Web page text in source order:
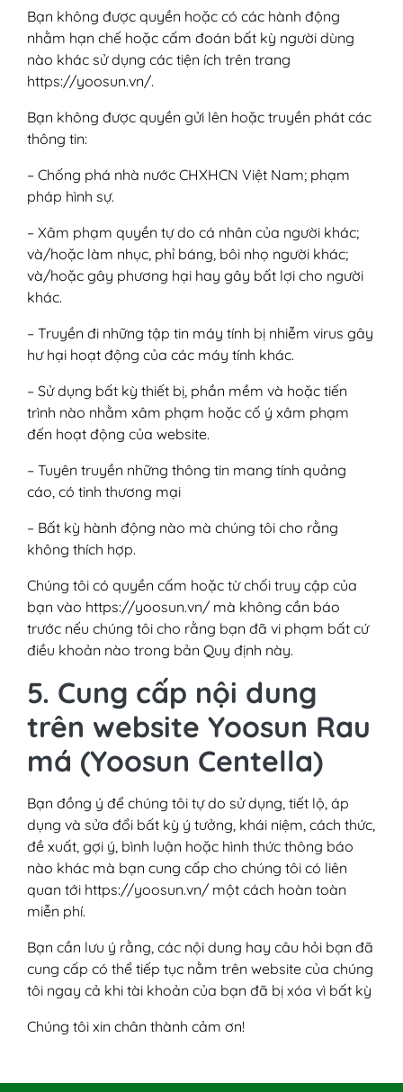
Bạn không được quyền hoặc có các hành động
nhằm hạn chế hoặc cấm đoán bất kỳ người dùng
nào khác sử dụng các tiện ích trên trang
https://yoosun.vn/.
Bạn không được quyền gửi lên hoặc truyền phát các
thông tin:
– Chống phá nhà nước CHXHCN Việt Nam; phạm
pháp hình sự.
– Xâm phạm quyền tự do cá nhân của người khác;
và/hoặc làm nhục, phỉ báng, bôi nhọ người khác;
và/hoặc gây phương hại hay gây bất lợi cho người
khác.
– Truyền đi những tập tin máy tính bị nhiễm virus gây
hư hại hoạt động của các máy tính khác.
– Sử dụng bất kỳ thiết bị, phần mềm và hoặc tiến
trình nào nhằm xâm phạm hoặc cố ý xâm phạm
đến hoạt động của website.
– Tuyên truyền những thông tin mang tính quảng
cáo, có tinh thương mại
– Bất kỳ hành động nào mà chúng tôi cho rằng
không thích hợp.
Chúng tôi có quyền cấm hoặc từ chối truy cập của
bạn vào https://yoosun.vn/ mà không cần báo
trước nếu chúng tôi cho rằng bạn đã vi phạm bất cứ
điều khoản nào trong bản Quy định này.
5. Cung cấp nội dung
trên website Yoosun Rau
má (Yoosun Centella)
Bạn đồng ý để chúng tôi tự do sử dụng, tiết lộ, áp
dụng và sửa đổi bất kỳ ý tưởng, khái niệm, cách thức,
đề xuất, gợi ý, bình luận hoặc hình thức thông báo
nào khác mà bạn cung cấp cho chúng tôi có liên
quan tới https://yoosun.vn/ một cách hoàn toàn
miễn phí.
Bạn cần lưu ý rằng, các nội dung hay câu hỏi bạn đã
cung cấp có thể tiếp tục nằm trên website của chúng
tôi ngay cả khi tài khoản của bạn đã bị xóa vì bất kỳ
Chúng tôi xin chân thành cảm ơn!